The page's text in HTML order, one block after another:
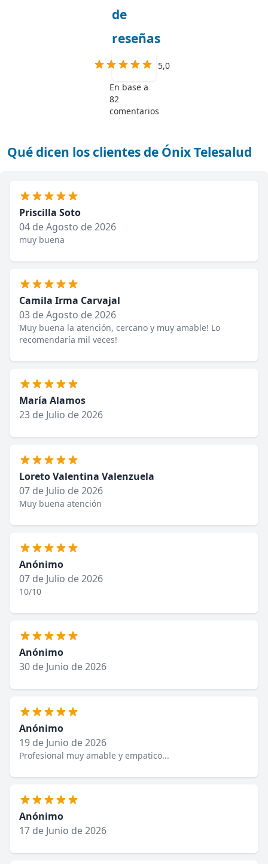
de
reseñas
5,0
En base a
82
comentarios
Qué dicen los clientes de Ónix Telesalud
Priscilla Soto
04 de Agosto de 2026
muy buena
Camila Irma Carvajal
03 de Agosto de 2026
Muy buena la atención, cercano y muy amable! Lo
recomendaría mil veces!
María Alamos
23 de Julio de 2026
Loreto Valentina Valenzuela
07 de Julio de 2026
Muy buena atención
Anónimo
07 de Julio de 2026
10/10
Anónimo
30 de Junio de 2026
Anónimo
19 de Junio de 2026
Profesional muy amable y empatico...
Anónimo
17 de Junio de 2026